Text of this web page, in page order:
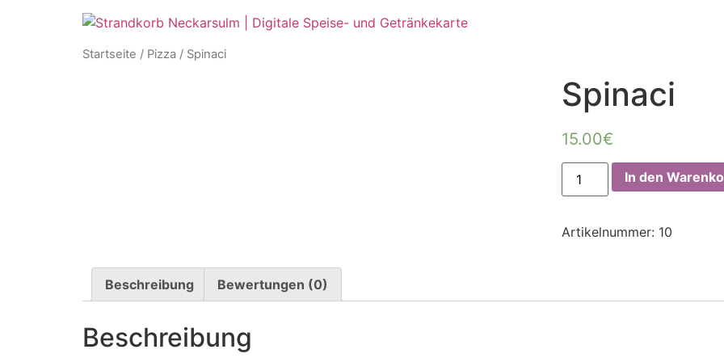
Startseite / Pizza / Spinaci
Spinaci
15.00€
In den
Artikelnummer: 10
Beschreibung Bewertungen (0)
Beschreibung